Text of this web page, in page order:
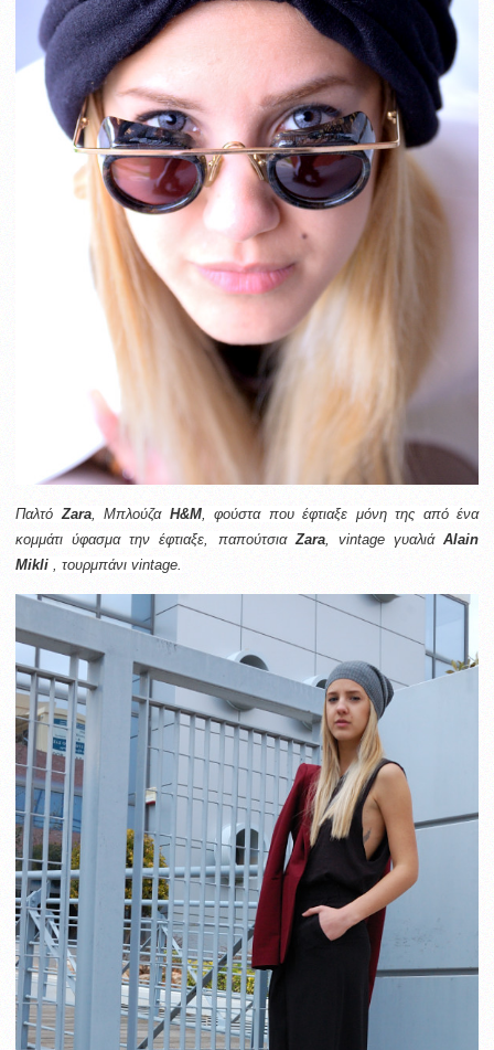
ΠαλτόZara, Μπλούζα H&M, φούστα που έφτιαξε μόνη της από ένα
κομμάτι ύφασμα την έφτιαξε, παπούτσιαZara, vintage γυαλιά Alain
Μikli , τουρμπάνι vintage.